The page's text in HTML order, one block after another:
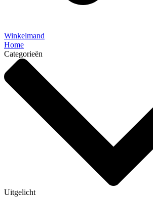
Winkelmand
Home
Categorieën
Uitgelicht